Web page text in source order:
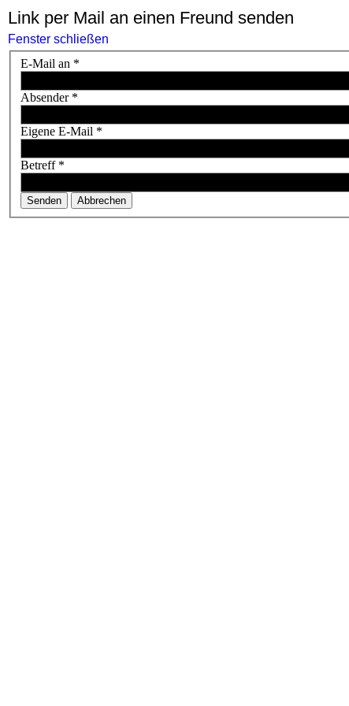
Link per Mail an einen Freund senden
Fenster schließen
E-Mail an *
Absender*
Eigene E-Mail *
Betreff*
Senden Abbrechen